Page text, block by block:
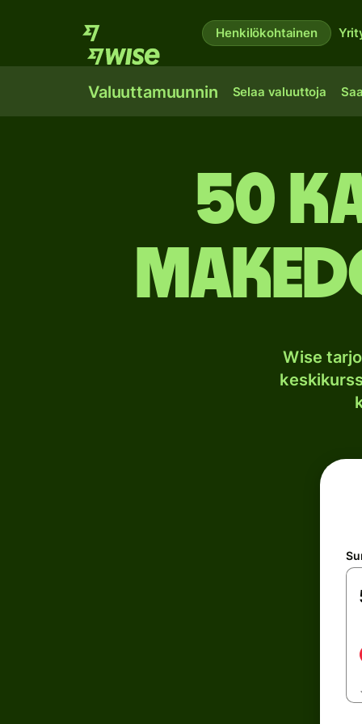
Henkilökohtainen
Valuuttamuunnin Selaa valuuttoja
50
Wise